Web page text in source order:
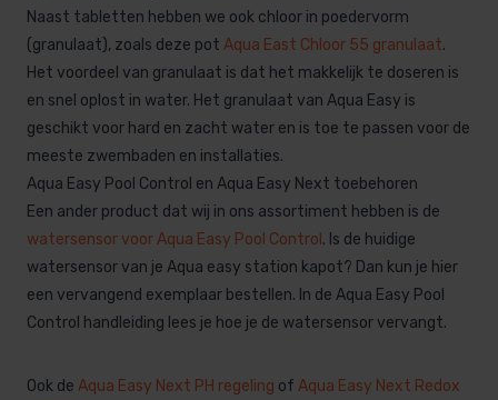
Naast tabletten hebben we ook chloor in poedervorm
(granulaat), zoals deze pot Aqua East Chloor 55 granulaat.
Het voordeel van granulaat is dat het makkelijk te doseren is
en snel oplost in water. Het granulaat van Aqua Easy is
geschikt voor hard en zacht water en is toe te passen voor de
meeste zwembaden en installaties.
Aqua Easy Pool Control en Aqua Easy Next toebehoren
Een ander product dat wij in ons assortiment hebben is de
watersensor voor Aqua Easy Pool Control . Is de huidige
watersensor van je Aqua easy station kapot? Dan kun je hier
een vervangend exemplaar bestellen. In de Aqua Easy Pool
Control handleiding lees je hoe je de watersensor vervangt.
Ook de Aqua Easy Next PH regeling of Aqua Easy Next Redox